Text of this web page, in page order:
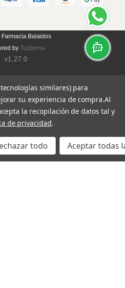
Farmacia Balaidos
by Topfarma
v1.27.0
similares) para
su experiencia de compra.Al
la recopilación de datos tal y
de privacidad.
todo Aceptar todas